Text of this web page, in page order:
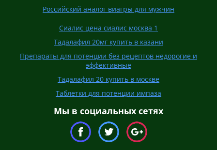
Российский аналог виагры для мужчин
Сиалис цена сиалис москва 1
Тадалафил 20мг купить в казани
Препараты для потенции без рецептов недорогие и
эффективные
Тадалафил 20 купить в москве
Таблетки для потенции импаза
Мы в социальных сетях